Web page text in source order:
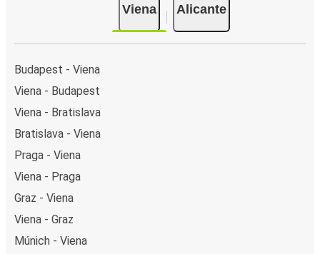
Viena Alicante
Budapest - Viena
Viena - Budapest
Viena - Bratislava
Bratislava - Viena
Praga - Viena
Viena - Praga
Graz - Viena
Viena - Graz
Múnich - Viena